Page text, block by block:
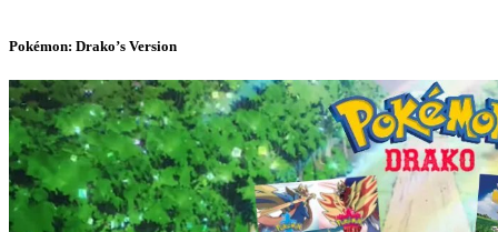
Pokémon: Drako’s Version